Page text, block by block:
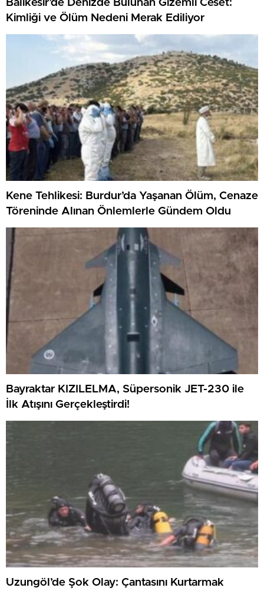
Balıkesir’de Denizde Bulunan Gizemli Ceset:
Kimliği ve Ölüm Nedeni Merak Ediliyor
Kene Tehlikesi: Burdur’da Yaşanan Ölüm, Cenaze
Töreninde Alınan Önlemlerle Gündem Oldu
Bayraktar KIZILELMA, Süpersonik JET-230 ile
İlk Atışını Gerçekleştirdi!
Uzungöl’de Şok Olay: Çantasını Kurtarmak